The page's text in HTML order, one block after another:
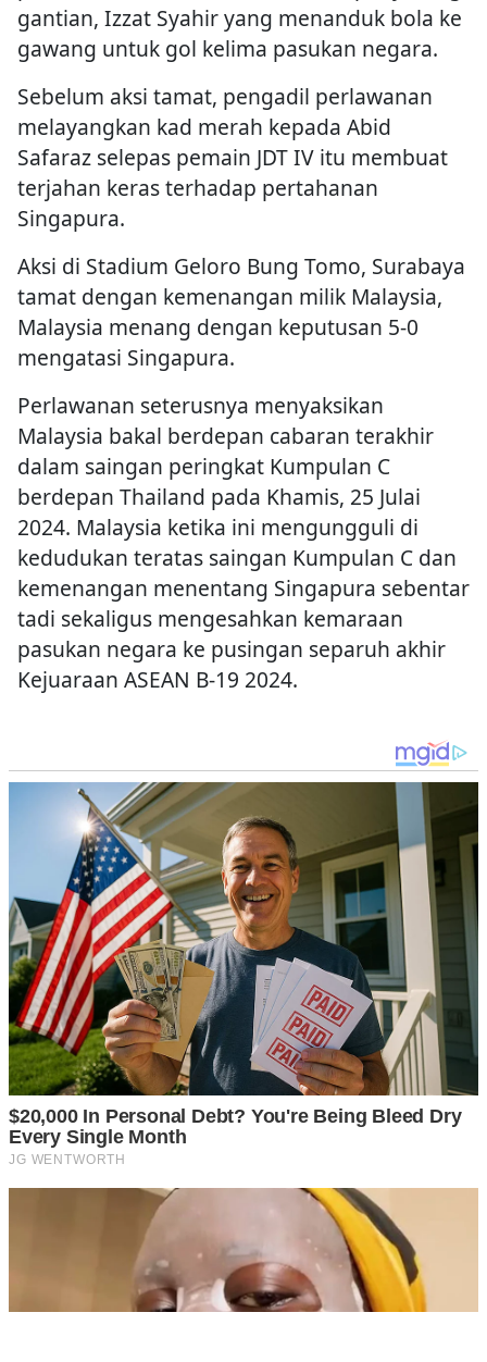
gantian, Izzat Syahir yang menanduk bola ke
gawang untuk gol kelima pasukan negara.
Sebelum aksi tamat, pengadil perlawanan
melayangkan kad merah kepada Abid
Safaraz selepas pemain JDT IV itu membuat
terjahan keras terhadap pertahanan
Singapura.
Aksi di Stadium Geloro Bung Tomo, Surabaya
tamat dengan kemenangan milik Malaysia,
Malaysia menang dengan keputusan 5-0
mengatasi Singapura.
Perlawanan seterusnya menyaksikan
Malaysia bakal berdepan cabaran terakhir
dalam saingan peringkat Kumpulan C
berdepan Thailand pada Khamis, 25 Julai
2024. Malaysia ketika ini mengungguli di
kedudukan teratas saingan Kumpulan C dan
kemenangan menentang Singapura sebentar
tadi sekaligus mengesahkan kemaraan
pasukan negara ke pusingan separuh akhir
Kejuaraan ASEAN B-19 2024.